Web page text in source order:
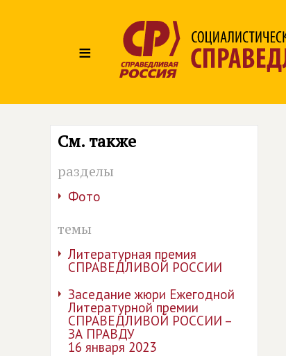
≡
См. также
разделы
Фото
темы
Литературная премия
СПРАВЕДЛИВОЙ РОССИИ
Заседание жюри Ежегодной
Литературной премии
СПРАВЕДЛИВОЙ РОССИИ –
ЗА ПРАВДУ
16 января 2023